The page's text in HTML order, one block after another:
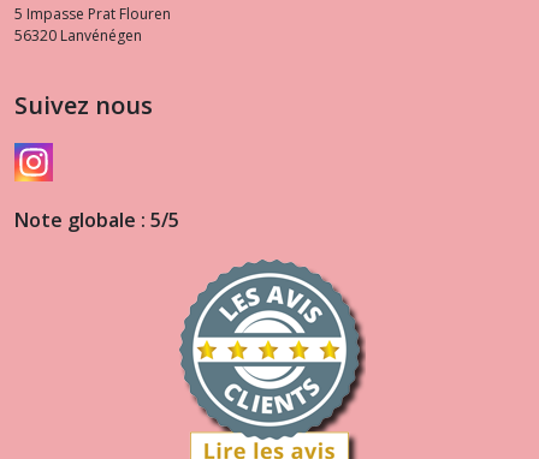
5 Impasse Prat Flouren
56320 Lanvénégen
Suivez nous
Note globale : 5/5